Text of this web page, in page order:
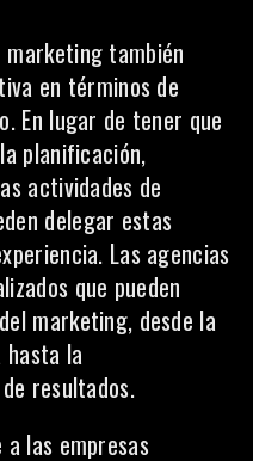
también
en términos de
En lugar de tener que
planificación,
actividades de
delegar estas
Las agencias
que pueden
marketing, desde la
hasta la
resultados.
las empresas